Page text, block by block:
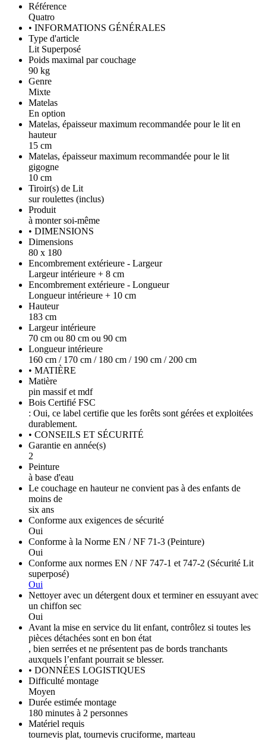
Référence
Quatro
• INFORMATIONS GÉNÉRALES
Type d'article
Lit Superposé
Poids maximal par couchage
90 kg
Genre
Mixte
Matelas
En option
Matelas, épaisseur maximum recommandée pour le lit en
hauteur
15 cm
Matelas, épaisseur maximum recommandée pour le lit
gigogne
10 cm
Tiroir(s) de Lit
sur roulettes (inclus)
Produit
à monter soi-même
• DIMENSIONS
Dimensions
80 x 180
Encombrement extérieure - Largeur
Largeur intérieure + 8 cm
Encombrement extérieure - Longueur
Longueur intérieure + 10 cm
Hauteur
183 cm
Largeur intérieure
70 cm ou 80 cm ou 90 cm
Longueur intérieure
160 cm / 170 cm / 180 cm / 190 cm / 200 cm
• MATIÈRE
Matière
pin massif et mdf
Bois Certifié FSC
: Oui, ce label certifie que les forêts sont gérées et exploitées
durablement.
• CONSEILS ET SÉCURITÉ
Garantie en année(s)
2
Peinture
à base d'eau
Le couchage en hauteur ne convient pas à des enfants de
moins de
six ans
Conforme aux exigences de sécurité
Oui
Conforme à la Norme EN / NF 71-3 (Peinture)
Oui
Conforme aux normes EN / NF 747-1 et 747-2 (Sécurité Lit
superposé)
Oui
Nettoyer avec un détergent doux et terminer en essuyant avec
un chiffon sec
Oui
Avant la mise en service du lit enfant, contrôlez si toutes les
pièces détachées sont en bon état
, bien serrées et ne présentent pas de bords tranchants
auxquels l’enfant pourrait se blesser.
• DONNÉES LOGISTIQUES
Difficulté montage
Moyen
Durée estimée montage
180 minutes à 2 personnes
Matériel requis
tournevis plat, tournevis cruciforme, marteau